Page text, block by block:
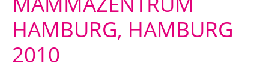
HAMBURG, HAMBURG
2010